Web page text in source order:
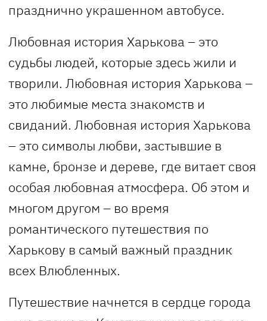
празднично украшенном автобусе.
Любовная история Харькова – это
судьбы людей, которые здесь жили и
творили. Любовная история Харькова –
это любимые места знакомств и
свиданий. Любовная история Харькова
– это символы любви, застывшие в
камне, бронзе и дереве, где витает своя
особая любовная атмосфера. Об этом и
многом другом – во время
романтического путешествия по
Харькову в самый важный праздник
всех Влюбленных.
Путешествие начнется в сердце города